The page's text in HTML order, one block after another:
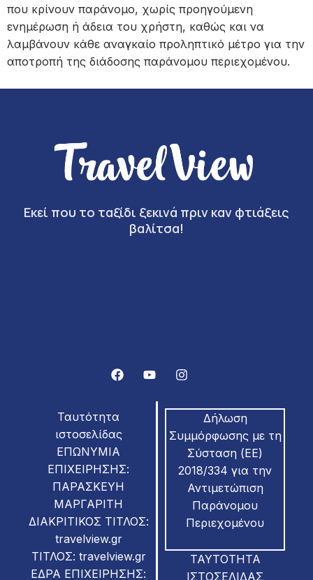
που κρίνουν παράνομο, χωρίς προηγούμενη
ενημέρωση ή άδεια του χρήστη, καθώς και να
λαμβάνουν κάθε αναγκαίο προληπτικό μέτρο για την
αποτροπή της διάδοσης παράνομου περιεχομένου.
Εκεί που το ταξίδι ξεκινά πριν καν φτιάξεις
βαλίτσα!
Ταυτότητα
ιστοσελίδας
ΕΠΩΝΥΜΙΑ
ΕΠΙΧΕΙΡΗΣΗΣ:
ΠΑΡΑΣΚΕΥΗ
ΜΑΡΓΑΡΙΤΗ
ΔΙΑΚΡΙΤΙΚΟΣ ΤΙΤΛΟΣ:
travelview.gr
ΤΙΤΛΟΣ: travelview.gr
ΕΔΡΑ ΕΠΙΧΕΙΡΗΣΗΣ:
Δήλωση
Συμμόρφωσης με τη
Σύσταση (ΕΕ)
2018/334 για την
Αντιμετώπιση
Παράνομου
Περιεχομένου
ΤΑΥΤΟΤΗΤΑ
ΙΣΤΟΣΕΛΙΔΑΣ